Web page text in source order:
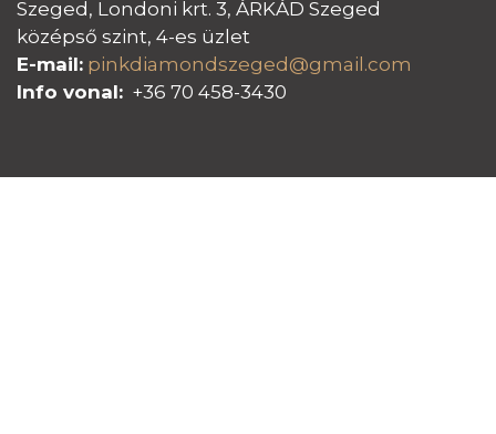
Szeged, Londoni krt. 3, ÁRKÁD Szeged
középső szint, 4-es üzlet
E-mail: pinkdiamondszeged@gmail.com
Info vonal: +36 70 458-3430